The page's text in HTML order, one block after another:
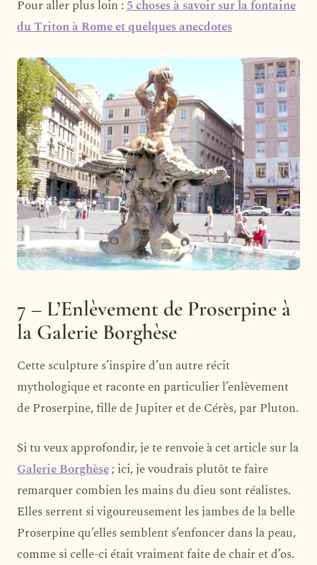
Pour aller plus loin :5 choses à savoir sur la fontaine
du Triton à Rome et quelques anecdotes
7 – L’Enlèvement de Proserpine à
la Galerie Borghèse
Cette sculpture s’inspire d’un autre récit
mythologique et raconte en particulier l’enlèvement
de Proserpine, fille de Jupiter et de Cérès, par Pluton.
Si tu veux approfondir, je te renvoie à cet article sur la
Galerie Borghèse; ici, je voudrais plutôt te faire
remarquer combien les mains du dieu sont réalistes.
Elles serrent si vigoureusement les jambes de la belle
Proserpine qu’elles semblent s’enfoncer dans la peau,
comme si celle-ci était vraiment faite de chair et d’os.